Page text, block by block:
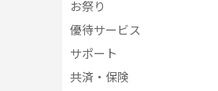
お祭り
優待サービス
サポート
共済・保険